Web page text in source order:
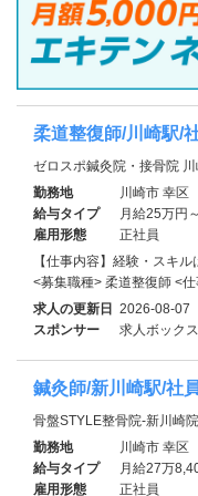
柔道整復師/川崎駅/
ゼロスポ鍼灸院・接骨院
勤務地
川崎市 幸区
給与タイプ
月給25万円
雇用形態
正社員
【仕事内容】経験・スキ
<募集職種> 柔道整復師 <
求人の更新日 2026-08-07
スポンサー
求人ボックス
鍼灸師/新川崎駅/社
骨盤STYLE整骨院-新川崎院
勤務地
川崎市 幸区
給与タイプ
月給27万
雇用形態
正社員